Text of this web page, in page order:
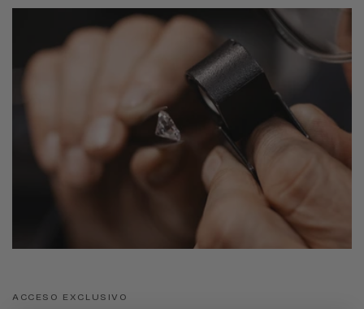
ACCESO EXCLUSIVO